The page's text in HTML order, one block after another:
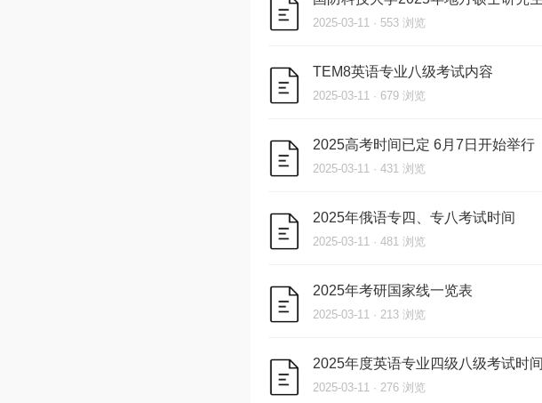
2025-03-11 · 553 浏览
TEM8英语专业八级考试内容
2025-03-11 · 679 浏览
2025高考时间已定 6月7日开始举行
2025-03-11 · 431 浏览
2025年俄语专四、专八考试时间
2025-03-11 · 481 浏览
2025年考研国家线一览表
2025-03-11 · 213 浏览
2025年度英语专业四级八级考试时间
2025-03-11 · 276 浏览